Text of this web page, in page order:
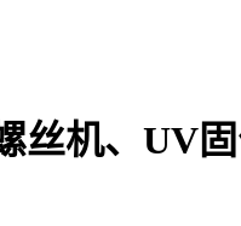
机、UV固